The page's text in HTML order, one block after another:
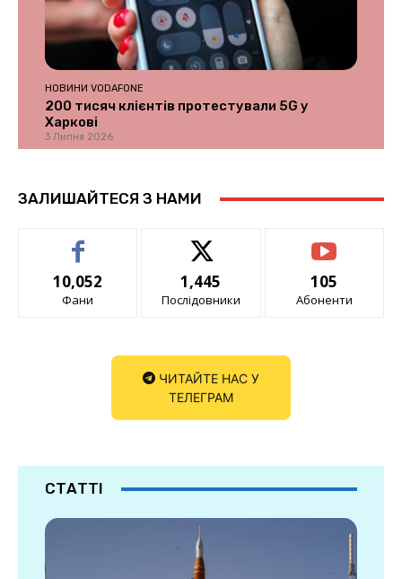
НОВИНИ VODAFONE
200 тисяч клієнтів протестували 5G у
Харкові
3 Липня 2026
ЗАЛИШАЙТЕСЯ З НАМИ
10,052
Фани
1,445
Послідовники
105
Абоненти
ЧИТАЙТЕ НАС У
ТЕЛЕГРАМ
СТАТТІ